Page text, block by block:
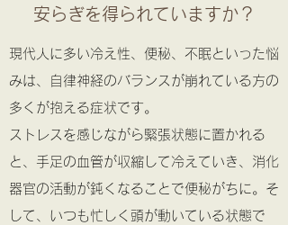
安らぎを得られていますか？
現代人に多い冷え性、便秘、不眠といった悩
みは、自律神経のバランスが崩れている方の
多くが抱える症状です。
ストレスを感じながら緊張状態に置かれる
と、手足の血管が収縮して冷えていき、消化
器官の活動が鈍くなることで便秘がちに。そ
して、いつも忙しく頭が動いている状態で